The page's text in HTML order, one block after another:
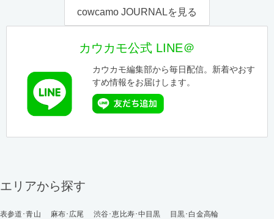
cowcamo JOURNALを見る
カウカモ公式 LINE＠
カウカモ編集部から毎日配信。新着やおす
すめ情報をお届けします。
エリアから探す
表参道･青山 麻布･広尾 渋谷･恵比寿･中目黒
目黒･白金高輪